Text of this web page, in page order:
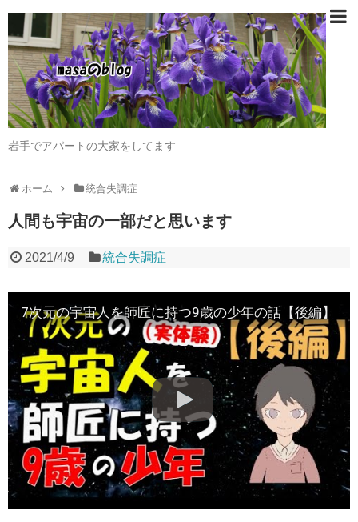
岩手でアパートの大家をしてます
ホーム 統合失調症
人間も宇宙の一部だと思います
2021/4/9 統合失調症
7次元の宇宙人を師匠に持つ9歳の少年の話【後編】